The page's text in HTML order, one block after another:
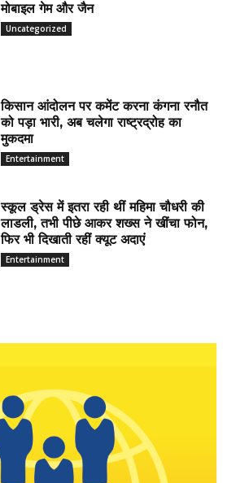
मोबाइल गेम और जैन
Uncategorized
किसान आंदोलन पर कमेंट करना कंगना रनौत
को पड़ा भारी, अब चलेगा राष्ट्रद्रोह का
मुकदमा
Entertainment
स्कूल ड्रेस में इतरा रही थीं महिमा चौधरी की
लाडली, तभी पीछे आकर शख्स ने खींचा फोन,
फिर भी दिखाती रहीं क्यूट अदाएं
Entertainment